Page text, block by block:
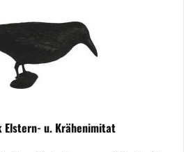
Elstern- u. Krähenimitat